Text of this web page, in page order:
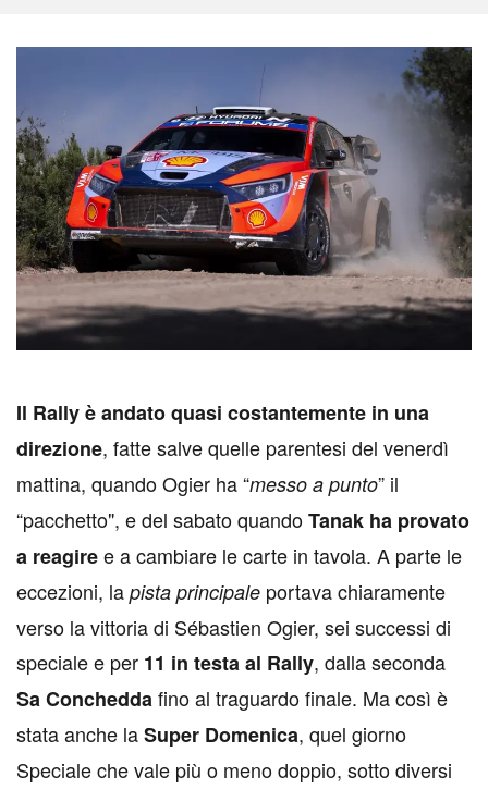
Il Rally è andato quasi costantemente in una
direzione, fatte salve quelle parentesi del venerdì
mattina, quando Ogier ha “messo a punto” il
“pacchetto", e del sabato quandoTanak ha provato
a reagiree a cambiare le carte in tavola. A parte le
eccezioni, la pista principale portava chiaramente
verso la vittoria di Sébastien Ogier, sei successi di
speciale e per 11 in testa al Rally, dalla seconda
Sa Concheddafino al traguardo finale. Ma così è
stata anche laSuper Domenica, quel giorno
Speciale che vale più o meno doppio, sotto diversi